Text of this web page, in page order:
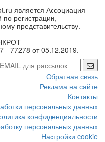
является Ассоциация
регистрации,
представительству.
- 77278 от 05.12.2019.
Обратная связь
Реклама на сайте
Контакты
персональных данных
конфиденциальности
персональных данных
Настройки cookie